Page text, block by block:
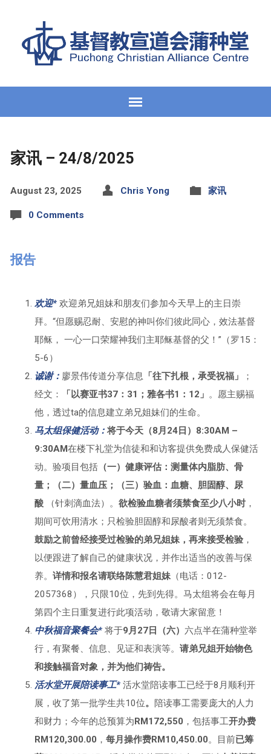
家讯 – 24/8/2025
August 23, 2025 Chris Yong 家讯
0 Comments
报告
欢迎* 欢迎弟兄姐妹和朋友们参加今天早上的主日崇
拜。“但愿赐忍耐、安慰的神叫你们彼此同心，效法基督
耶稣， 一心一口荣耀神我们主耶稣基督的父！”（罗15：
5-6）
诚谢： 廖景伟传道分享信息 「往下扎根，承受祝福」
；
经文：
「以赛亚书37：31；雅各书1：12」 。愿主赐福
他，透过ta的信息建立弟兄姐妹们的生命。
马太组保健活动： 将于今天（8月24日）8:30AM –
9:30AM在楼下礼堂为信徒和和访客提供免费成人保健活
动。验项目包括（一）健康评估：测量体内脂肪、骨
量；（二）量血压；（三）验血：血糖、胆固醇、尿
酸
（针刺滴血法）。 欲检验血糖者须禁食至少八小时，
期间可饮用清水；只检验胆固醇和尿酸者则无须禁食。
鼓励之前曾经接受过检验的弟兄姐妹，再来接受检验，
以便跟进了解自己的健康状况，并作出适当的改善与保
养。 详情和报名请联络陈慧君姐妹（电话：012-
2057368），只限10位，先到先得。马太组将会在每月
第四个主日重复进行此项活动，敬请大家留意！
中秋福音聚餐会* 将于9月27日（六） 六点半在蒲种堂举
行，有聚餐、信息、见证和表演等。 请弟兄姐开始物色
和接触福音对象，并为他们祷告。
活水堂开展陪读事工* 活水堂陪读事工已经于8月顺利开
展，收了第一批学生共10位。 陪读事工需要庞大的人力
和财力；今年的总预算为RM172,550，包括事工开办费
RM120,300.00， 每月操作费RM10,450.00。目前已筹